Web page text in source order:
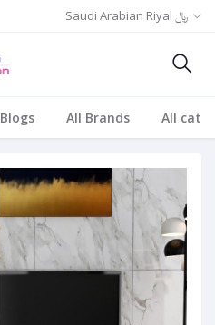
Saudi Arabian Riyal ﷼
Blogs All Brands All